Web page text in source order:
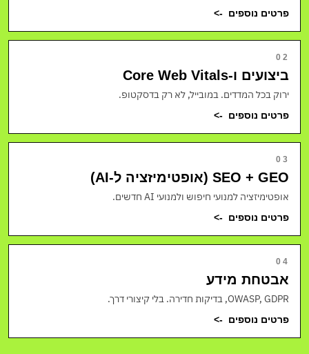
פרטים נוספים ->
02
ביצועים ו-Core Web Vitals
ירוק בכל המדדים. במובייל, לא רק בדסקטופ.
פרטים נוספים ->
03
SEO + GEO (אופטימיזציה ל-AI)
אופטימיזציה למנועי חיפוש ולמנועי AI חדשים.
פרטים נוספים ->
04
אבטחת מידע
OWASP, GDPR, בדיקות חדירה. בלי קיצורי דרך.
פרטים נוספים ->